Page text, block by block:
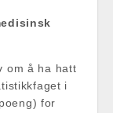
om å ha hatt
i
for